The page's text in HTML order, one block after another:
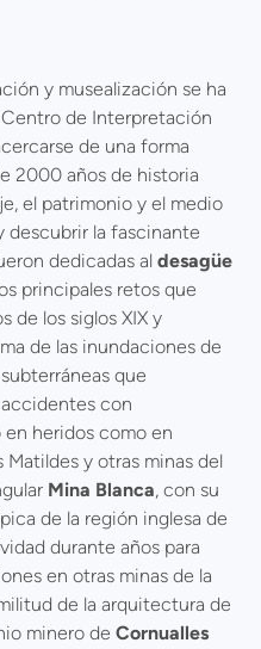
y musealización se ha
de Interpretación
de una forma
2000 años de historia
el patrimonio y el medio
descubrir la fascinante
dedicadas al desagüe
principales retos que
de los siglos XIX y
de las inundaciones de
que
con
heridos como en
y otras minas del
Mina Blanca, con su
de la región inglesa de
durante años para
en otras minas de la
de la arquitectura de
minero de Cornualles